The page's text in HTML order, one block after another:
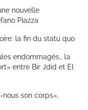
nouvelle
Piazza
la fin du statu quo
endommagés… la
entre Bir Jdid et El
son corps»,